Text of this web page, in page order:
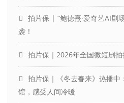
拍片保 | “鲍德熹·爱奇艺AI剧
袭！
拍片保｜2026年全国微短剧
拍片保｜《冬去春来》热播中
馆，感受人间冷暖